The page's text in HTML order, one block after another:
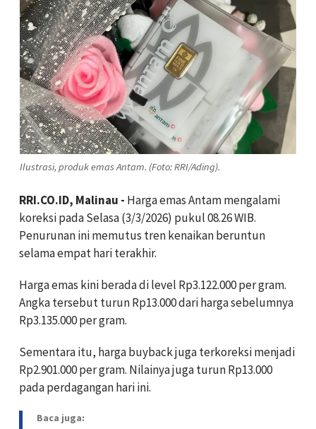
Ilustrasi, produk emas Antam. (Foto: RRI/Ading).
RRI.CO.ID, Malinau - Harga emas Antam mengalami
koreksi pada Selasa (3/3/2026) pukul 08.26 WIB.
Penurunan ini memutus tren kenaikan beruntun
selama empat hari terakhir.
Harga emas kini berada di level Rp3.122.000 per gram.
Angka tersebut turun Rp13.000 dari harga sebelumnya
Rp3.135.000 per gram.
Sementara itu, harga buyback juga terkoreksi menjadi
Rp2.901.000 per gram. Nilainya juga turun Rp13.000
pada perdagangan hari ini.
Baca juga: